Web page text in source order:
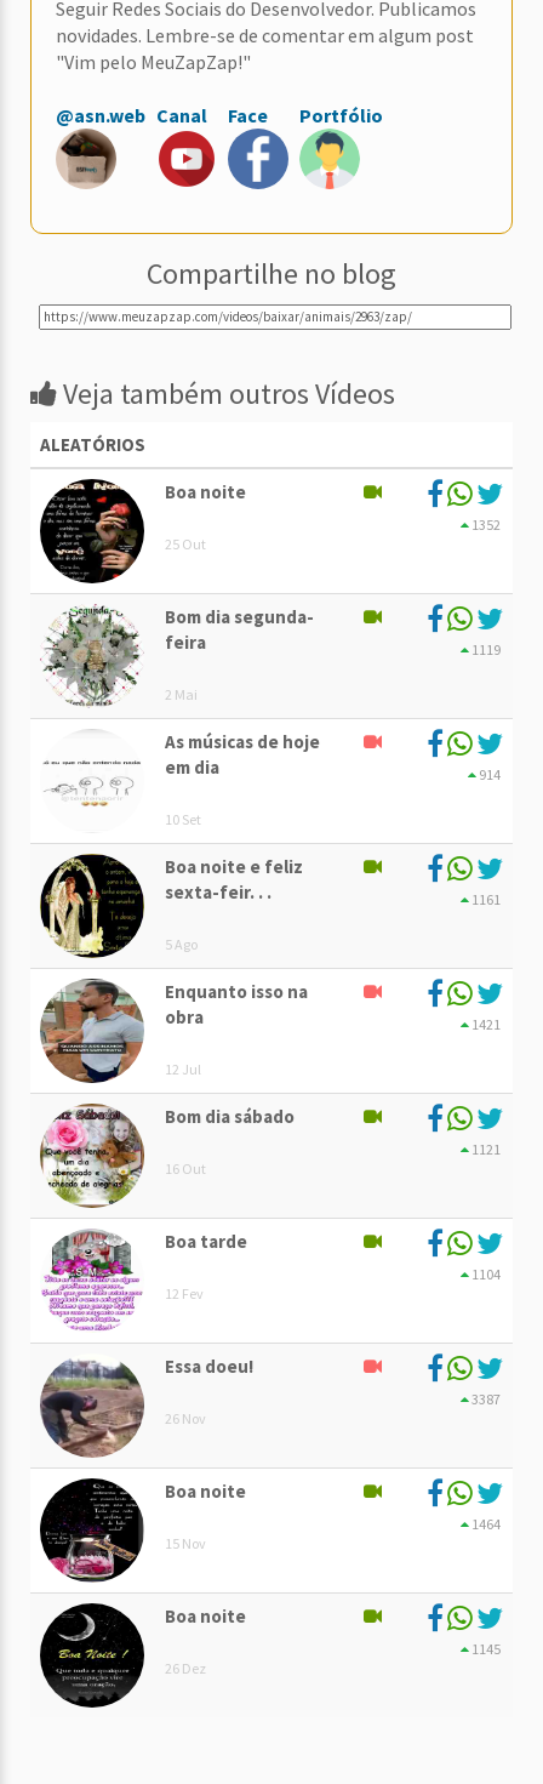
Seguir Redes Sociais do Desenvolvedor. Publicamos
novidades. Lembre-se de comentar em algum post
"Vim pelo MeuZapZap!"
@asn.web Canal Face Portfólio
Compartilhe no blog
Veja também outros Vídeos
ALEATÓRIOS
Boa noite
25 Out
1352
Bom dia segunda-
feira
2 Mai
1119
As músicas de hoje
em dia
10 Set
914
Boa noite e feliz
sexta-feir. . .
5 Ago
1161
Enquanto isso na
obra
12 Jul
1421
Bom dia sábado
16 Out
1121
Boa tarde
12 Fev
1104
Essa doeu!
26 Nov
3387
Boa noite
15 Nov
1464
Boa noite
26 Dez
1145